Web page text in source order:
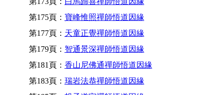
第175頁： 寶峰惟照禪師悟道因緣
第177頁： 天童正覺禪師悟道因緣
第179頁： 智通景深禪師悟道因緣
第181頁： 香山尼佛通禪師悟道因緣
第183頁： 瑞岩法恭禪師悟道因緣